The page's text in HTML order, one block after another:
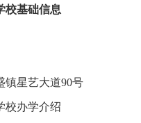
校基础信息
镇星艺大道90号
校办学介绍